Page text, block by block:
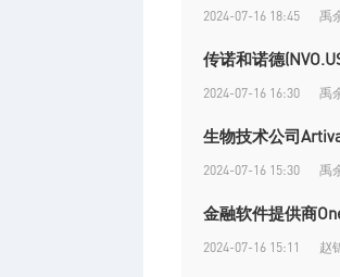
2024-07-16 18:45 禹
传诺和诺德
2024-07-16 16:30 禹
生物技术公司
2024-07-16 15:30 禹
金融软件提供商
2024-07-16 15:11 赵